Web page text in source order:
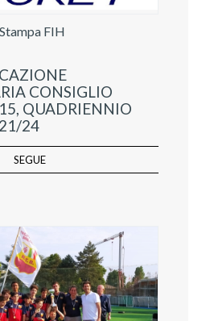
FIH
CONSIGLIO
QUADRIENNIO
24
SEGUE